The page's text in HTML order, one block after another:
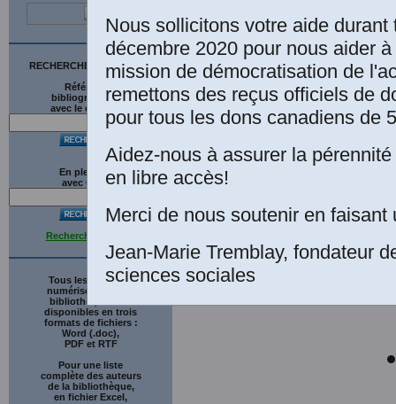
RECHERCHE SUR LE SITE
Références
bibliographiques
avec le catalogue
En plein texte
avec G gle
Recherche avancée
Tous les ouvrages
numérisés de cette
bibliothèque sont
disponibles en trois
formats de fichiers :
Word (.doc),
PDF et RTF
Pour une liste
complète des auteurs
de la bibliothèque,
en fichier Excel,
Nous sollicitons votre aide durant
décembre 2020 pour nous aider
mission de démocratisation de
remettons des reçus officiels de
pour tous les dons canadiens de
Aidez-nous à assurer la
en libre accès!
Merci de nous soutenir en faisant
Jean-Marie Tremblay, fondateur
sciences sociales